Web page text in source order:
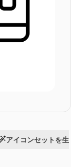
アイコンセットを生